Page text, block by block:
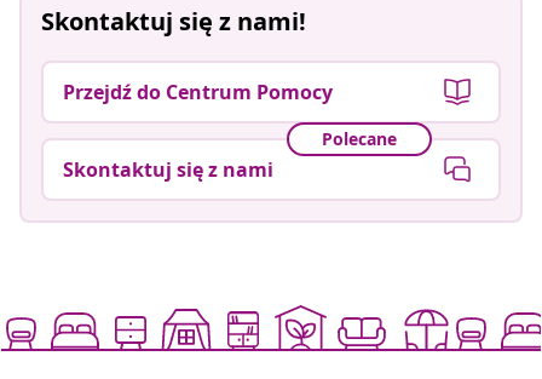
Skontaktuj się z nami!
Przejdź do Centrum Pomocy
Polecane
Skontaktuj się z nami